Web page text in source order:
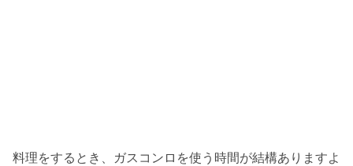
料理をするとき、ガスコンロを使う時間が結構ありますよ